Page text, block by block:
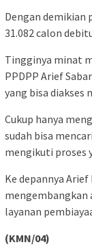
Dengan demikian
31.082 calon
Tingginya minat
PPDPP Arief
yang bisa diakses
Cukup hanya
sudah bisa
mengikuti proses
Ke depannya
layanan
(KMN/04)